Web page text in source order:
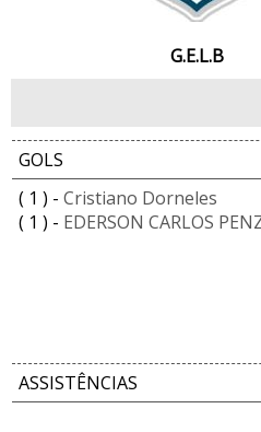
G.E.L.B
GOLS
( 1 ) - Cristiano Dorneles
( 1 ) - EDERSON CARLOS
ASSISTÊNCIAS